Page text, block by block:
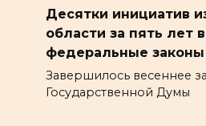
Десятки инициатив
области за пять лет
федеральные законы
Завершилось весеннее
Государственной Думы